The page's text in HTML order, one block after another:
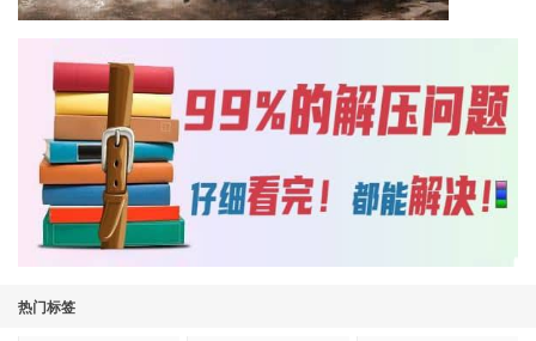
热门标签